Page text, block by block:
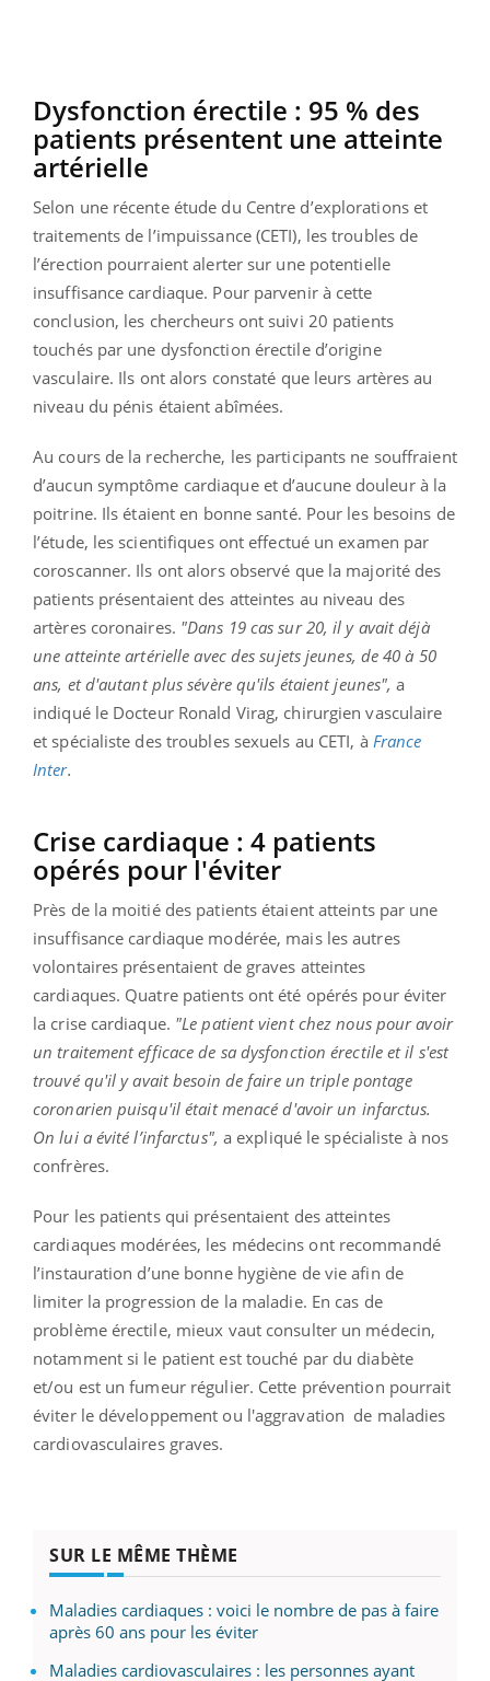
Dysfonction érectile : 95 % des
patients présentent une atteinte
artérielle
Selon une récente étude du Centre d’explorations et
traitements de l’impuissance (CETI), les troubles de
l’érection pourraient alerter sur une potentielle
insuffisance cardiaque. Pour parvenir à cette
conclusion, les chercheurs ont suivi 20 patients
touchés par une dysfonction érectile d’origine
vasculaire. Ils ont alors constaté que leurs artères au
niveau du pénis étaient abîmées.
Au cours de la recherche, les participants ne souffraient
d’aucun symptôme cardiaque et d’aucune douleur à la
poitrine. Ils étaient en bonne santé. Pour les besoins de
l’étude, les scientifiques ont effectué un examen par
coroscanner. Ils ont alors observé que la majorité des
patients présentaient des atteintes au niveau des
artères coronaires. "Dans 19 cas sur 20, il y avait déjà
une atteinte artérielle avec des sujets jeunes, de 40 à 50
ans, et d'autant plus sévère qu'ils étaient jeunes",a
indiqué le Docteur Ronald Virag, chirurgien vasculaire
et spécialiste des troubles sexuels au CETI, à France
Inter.
Crise cardiaque : 4 patients
opérés pour l'éviter
Près de la moitié des patients étaient atteints par une
insuffisance cardiaque modérée, mais les autres
volontaires présentaient de graves atteintes
cardiaques. Quatre patients ont été opérés pour éviter
la crise cardiaque. "Le patient vient chez nous pour avoir
un traitement efficace de sa dysfonction érectile et il s'est
trouvé qu'il y avait besoin de faire un triple pontage
coronarien puisqu'il était menacé d'avoir un infarctus.
On lui a évité l’infarctus", a expliqué le spécialiste à nos
confrères.
Pour les patients qui présentaient des atteintes
cardiaques modérées, les médecins ont recommandé
l’instauration d’une bonne hygiène de vie afin de
limiter la progression de la maladie. En cas de
problème érectile, mieux vaut consulter un médecin,
notamment si le patient est touché par du diabète
et/ou est un fumeur régulier. Cette prévention pourrait
éviter le développement ou l'aggravation de maladies
cardiovasculaires graves.
SUR LE MÊME THÈME
Maladies cardiaques : voici le nombre de pas à faire
après 60 ans pour les éviter
Maladies cardiovasculaires : les personnes ayant